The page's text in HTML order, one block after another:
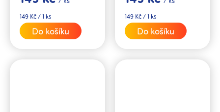
Měrná
cena:
149 Kč / 1 ks
Do košíku
rádi.
Měrná
cena:
149 Kč / 1 ks
Do košíku
stylovou klíčenku s
věnováním.